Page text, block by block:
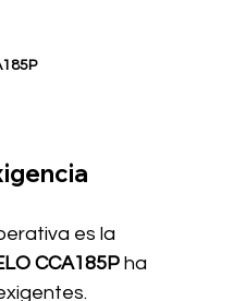
es la
CCA185P ha